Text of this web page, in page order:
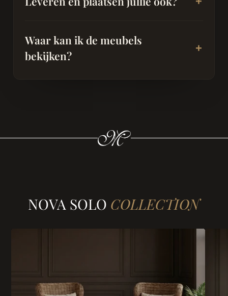
Waar kan ik de meubels
bekijken?
NOVA SOLO COLLECTION